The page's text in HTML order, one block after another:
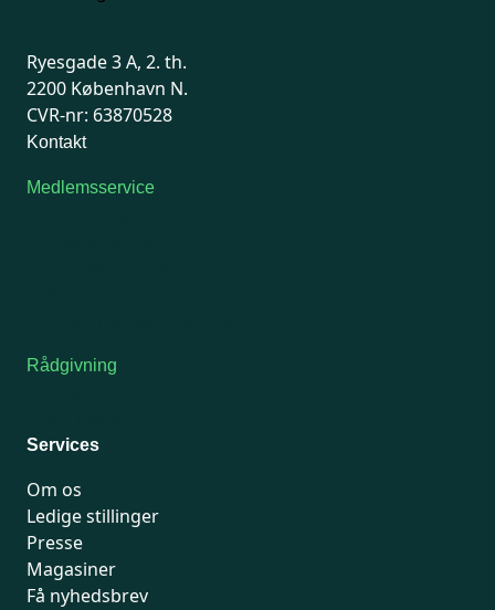
Ryesgade 3 A, 2. th.
2200 København N.
CVR-nr: 63870528
Kontakt
Medlemsservice
Rådgivning
Services
Om os
Ledige stillinger
Presse
Magasiner
Få nyhedsbrev